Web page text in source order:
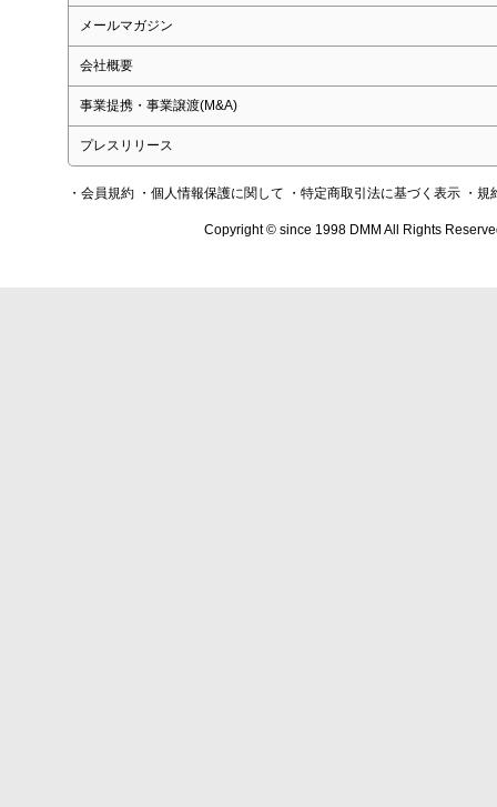
メールマガジン
会社概要
事業提携・事業譲渡(M&A)
プレスリリース
・会員規約 ・個人情報保護に関して ・特定商取引法に基づく表示 ・規
Copyright © since 1998 DMM All Rights